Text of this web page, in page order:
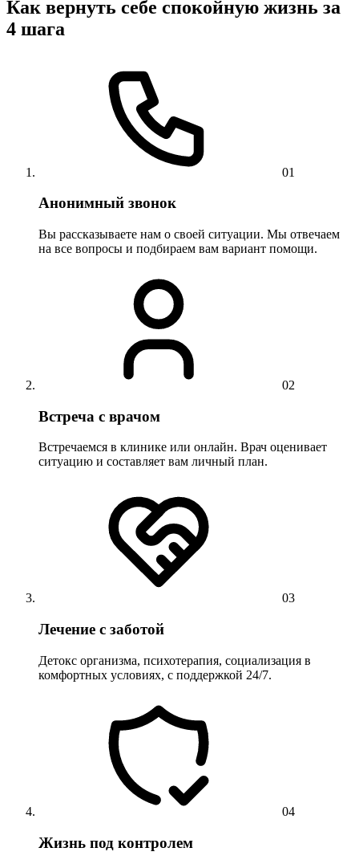
Как вернуть себе спокойную жизнь за
4 шага
01
Анонимный звонок
Вы рассказываете нам о своей ситуации. Мы отвечаем
на все вопросы и подбираем вам вариант помощи.
02
Встреча с врачом
Встречаемся в клинике или онлайн. Врач оценивает
ситуацию и составляет вам личный план.
03
Лечение с заботой
Детокс организма, психотерапия, социализация в
комфортных условиях, с поддержкой 24/7.
04
Жизнь под контролем